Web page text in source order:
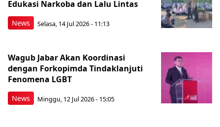
News
Edukasi Narkoba dan Lalu Lintas
Selasa, 14 Jul 2026 - 11:13
News
Wagub Jabar Akan Koordinasi
dengan Forkopimda Tindaklanjuti
Fenomena LGBT
Minggu, 12 Jul 2026 - 15:05